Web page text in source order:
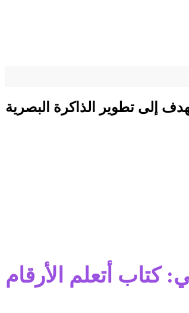
إلى تطوير الذاكرة البصرية
كتاب أتعلم الأرقام